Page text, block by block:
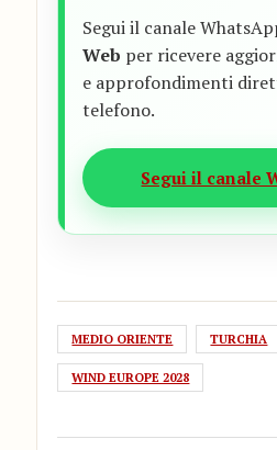
Segui il canale
Web per ricevere
e approfondimenti
telefono.
Segui il canale
MEDIO ORIENTE TURCHIA
WIND EUROPE 2028